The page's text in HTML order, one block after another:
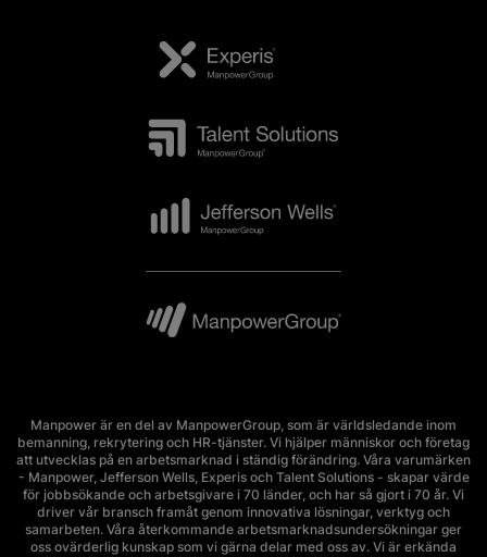
Manpower är en del av ManpowerGroup, som är världsledande inom
bemanning, rekrytering och HR-tjänster. Vi hjälper människor och företag
att utvecklas på en arbetsmarknad i ständig förändring. Våra varumärken
- Manpower, Jefferson Wells, Experis och Talent Solutions - skapar värde
för jobbsökande och arbetsgivare i 70 länder, och har så gjort i 70 år. Vi
driver vår bransch framåt genom innovativa lösningar, verktyg och
samarbeten. Våra återkommande arbetsmarknadsundersökningar ger
oss ovärderlig kunskap som vi gärna delar med oss av. Vi är erkända